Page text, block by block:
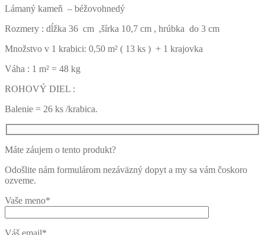
Lámaný kameň – béžovohnedý
Rozmery : dĺžka 36 cm ,šírka 10,7 cm , hrúbka do 3 cm
Množstvo v 1 krabici: 0,50 m² ( 13 ks ) + 1 krajovka
Váha : 1 m² = 48 kg
ROHOVÝ DIEL :
Balenie = 26 ks /krabica.
Máte záujem o tento produkt?
Odošlite nám formulárom nezáväzný dopyt a my sa vám čoskoro
ozveme.
Vaše meno*